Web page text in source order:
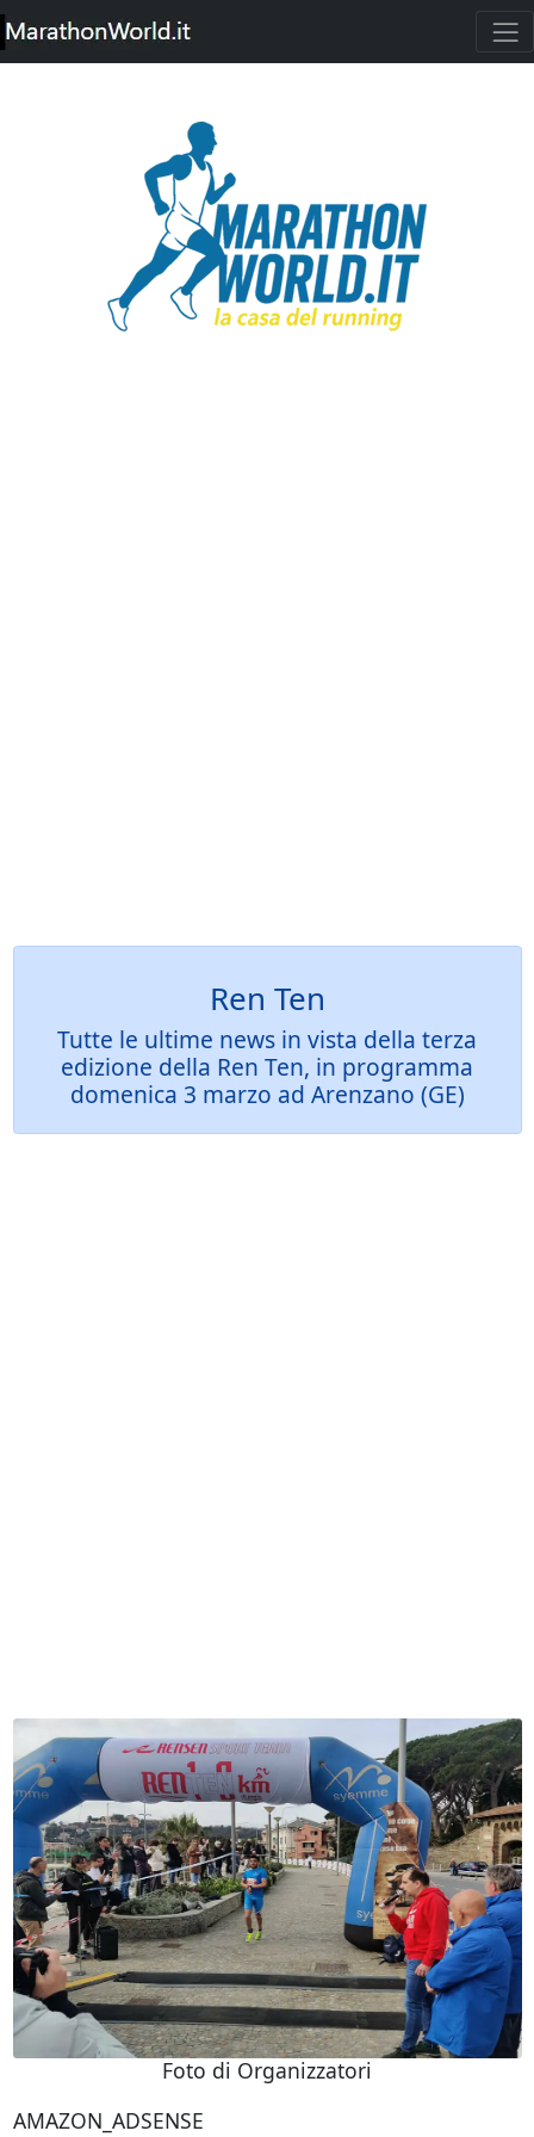
Ren Ten
Tutte le ultime news in vista della terza
edizione della Ren Ten, in programma
domenica 3 marzo ad Arenzano (GE)
Foto di Organizzatori
AMAZON_ADSENSE